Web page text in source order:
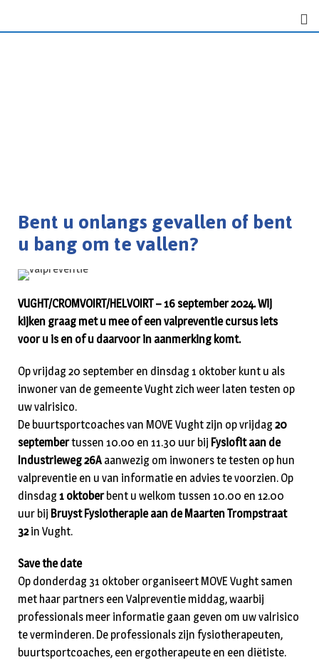
Bent u onlangs gevallen of bent
u bang om te vallen?
VUGHT/CROMVOIRT/HELVOIRT – 16 september 2024. Wij
kijken graag met u mee of een valpreventie cursus iets
voor u is en of u daarvoor in aanmerking komt.
Op vrijdag 20 september en dinsdag 1 oktober kunt u als
inwoner van de gemeente Vught zich weer laten testen op
uw valrisico.
De buurtsportcoaches van MOVE Vught zijn op vrijdag20
septembertussen 10.00 en 11.30 uur bij Fysiofit aan de
Industrieweg 26A aanwezig om inwoners te testen op hun
valpreventie en u van informatie en advies te voorzien. Op
dinsdag1 oktoberbent u welkom tussen 10.00 en 12.00
uur bij Bruyst Fysiotherapie aan de Maarten Trompstraat
32in Vught.
Save the date
Op donderdag 31 oktober organiseert MOVE Vught samen
met haar partners een Valpreventie middag, waarbij
professionals meer informatie gaan geven om uw valrisico
te verminderen. De professionals zijn fysiotherapeuten,
buurtsportcoaches, een ergotherapeute en een diëtiste.